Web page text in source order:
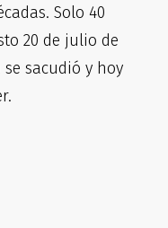
Solo 40
20 de julio de
sacudió y hoy